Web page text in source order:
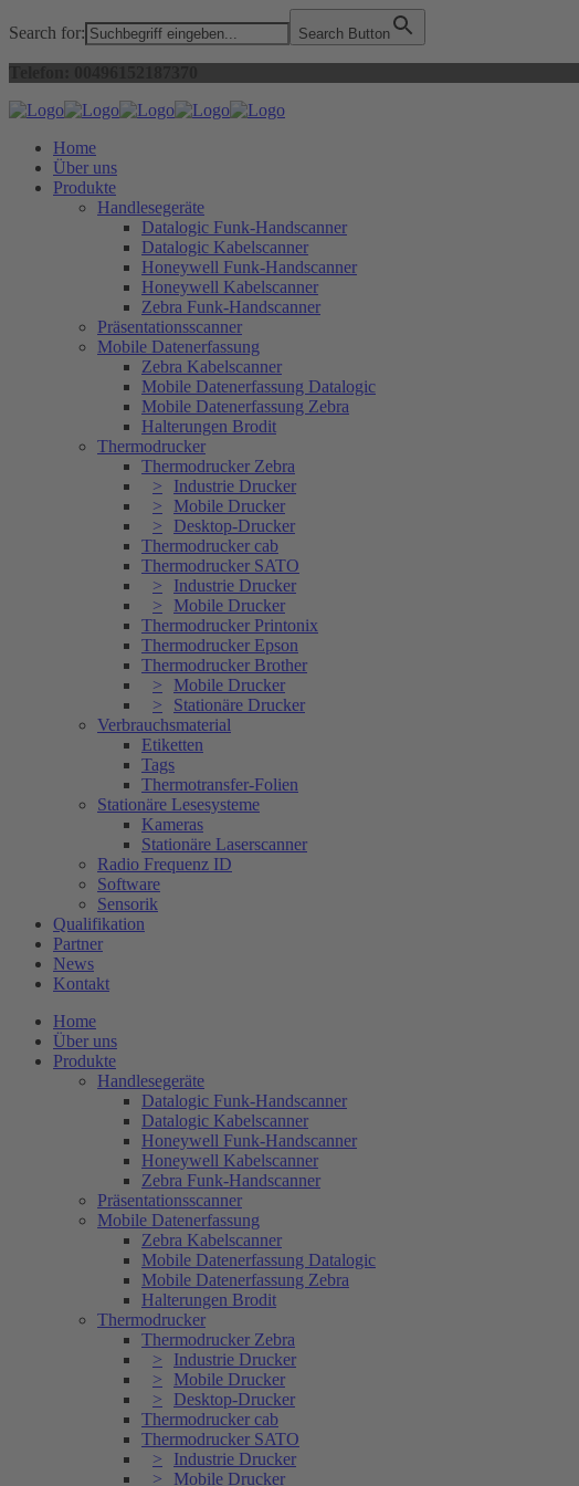
Search for: Search Button
Home
Über uns
Produkte
Handlesegeräte
Datalogic Funk-Handscanner
Datalogic Kabelscanner
Honeywell Funk-Handscanner
Honeywell Kabelscanner
Zebra Funk-Handscanner
Präsentationsscanner
Mobile Datenerfassung
Zebra Kabelscanner
Mobile Datenerfassung Datalogic
Mobile Datenerfassung Zebra
Halterungen Brodit
Thermodrucker
Thermodrucker Zebra
Industrie Drucker
Mobile Drucker
Desktop-Drucker
Thermodrucker cab
Thermodrucker SATO
Industrie Drucker
Mobile Drucker
Thermodrucker Printonix
Thermodrucker Epson
Thermodrucker Brother
Mobile Drucker
Stationäre Drucker
Verbrauchsmaterial
Etiketten
Tags
Thermotransfer-Folien
Stationäre Lesesysteme
Kameras
Stationäre Laserscanner
Radio Frequenz ID
Software
Sensorik
Qualifikation
Partner
News
Kontakt
Home
Über uns
Produkte
Handlesegeräte
Datalogic Funk-Handscanner
Datalogic Kabelscanner
Honeywell Funk-Handscanner
Honeywell Kabelscanner
Zebra Funk-Handscanner
Präsentationsscanner
Mobile Datenerfassung
Zebra Kabelscanner
Mobile Datenerfassung Datalogic
Mobile Datenerfassung Zebra
Halterungen Brodit
Thermodrucker
Thermodrucker Zebra
Industrie Drucker
Mobile Drucker
Desktop-Drucker
Thermodrucker cab
Thermodrucker SATO
Industrie Drucker
Mobile Drucker